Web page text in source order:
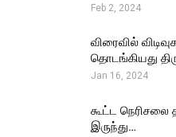
Feb 2, 2024
விரைவில்
தொடங்கியது
Jan 16, 2024
கூட்ட நெரிசலை
இருந்து…